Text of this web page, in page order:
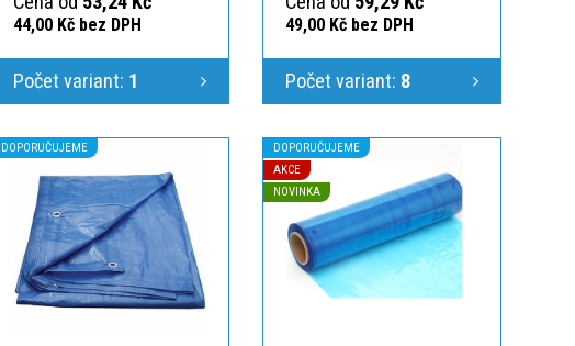
44,00 Kč bez DPH
Počet variant: 1
49,00 Kč bez DPH
Počet variant: 8
DOPORUČUJEME
DOPORUČUJEME
AKCE
NOVINKA